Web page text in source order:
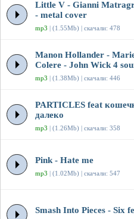
Little V - Gianni
- metal cover
mp3 | (1.55Mb) | скачали: 478
Manon Hollander -
Colere - John Wick 4
mp3 | (1.38Mb) | скачали: 446
PARTICLES feat
далеко
mp3 | (1.26Mb) | скачали: 358
Pink - Hate me
mp3 | (1.02Mb) | скачали: 547
Smash Into Pieces - Six